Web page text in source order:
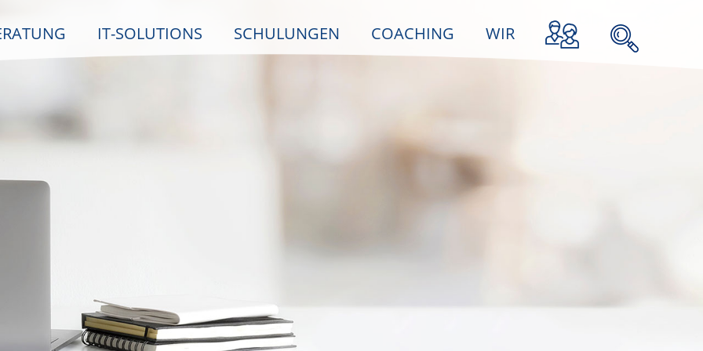
IT-SOLUTIONS SCHULUNGEN COACHING WIR